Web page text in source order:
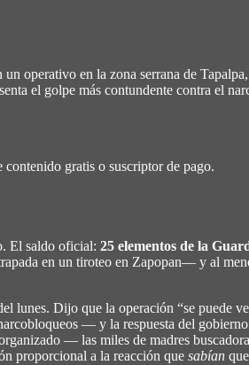
operativo en la zona serrana de
el golpe más contundente contra el
gratis o suscriptor de pago.
El saldo oficial: 25 elementos de la
en un tiroteo en Zapopan— y al
lunes. Dijo que la operación “se puede
— y la respuesta del
— las miles de madres
proporcional a la reacción que sabían